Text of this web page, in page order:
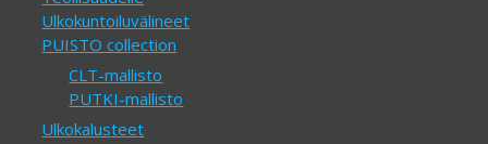
Ulkokuntoiluvälineet
PUISTO collection
CLT-mallisto
PUTKI-mallisto
Ulkokalusteet